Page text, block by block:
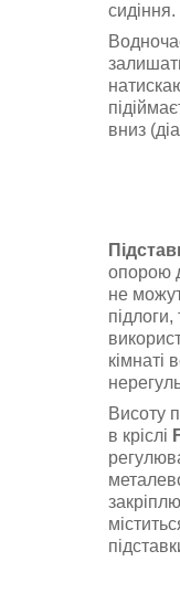
сидіння.
вниз
опорою
не
кімнаті
Висоту
в кріслі